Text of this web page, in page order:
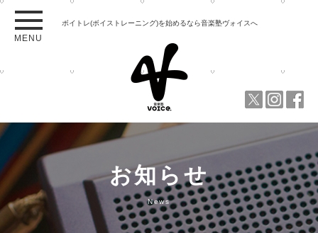
MENU
ボイトレ(ボイストレーニング)を始めるなら音楽塾ヴォイスへ
お知らせ
News